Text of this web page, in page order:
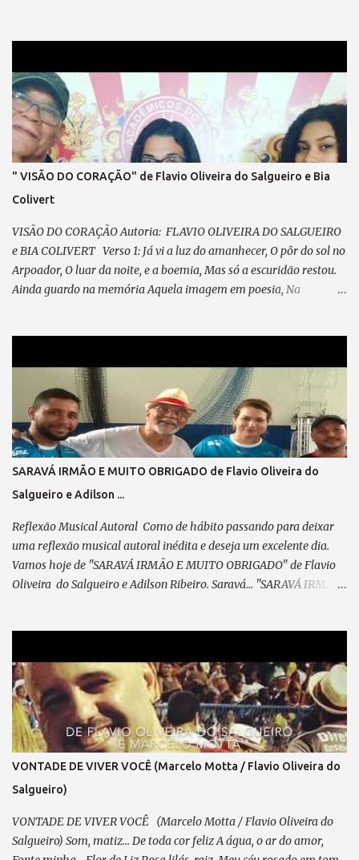
" VISÃO DO CORAÇÃO" de Flavio Oliveira do Salgueiro e Bia
Colivert
VISÃO DO CORAÇÃO Autoria: FLAVIO OLIVEIRA DO SALGUEIRO
e BIA COLIVERT Verso 1: Já vi a luz do amanhecer, O pôr do sol no
Arpoador, O luar da noite, e a boemia, Mas só a escuridão restou.
Ainda guardo na memória Aquela imagem em poesia, Na
Refrão 1: A visão do coração... Vê mais do que qualquer olhar. Há
quem enxerga com o instinto, E faz da mente seu despertar. No
olhar interno, o seu ABSINTO; Dos CHAKRAS, a luz a lhe guiar.
Feliz, é quem consegue enxergar Muito além do que se pode
observar; Verso 2: Já desfilei na Avenida, Pela minha escola
querida, Escrevi o livro da minha vida, Plantei, colhi e cumpri
em lamentação, Agradeço sempre ao “Senhor”, Por cada passo em
minha direção. Refrão 2: A visão do coração... Vê mais do q...
SARAVÁ IRMÃO E MUITO OBRIGADO de Flavio Oliveira do
Salgueiro e Adilson ...
Reflexão Musical Autoral Como de hábito passando para deixar
uma reflexão musical autoral inédita e deseja um excelente dia.
Vamos hoje de "SARAVÁ IRMÃO E MUITO OBRIGADO" de Flavio
Oliveira do Salgueiro e Adilson Ribeiro. Saravá... "SARAVÁ IRMÃO
cavaquinho e o violão — Te esperam pra dedilhar As belas notas
que brotam do teu coração. A poesia, lapidada com sabedoria, Que
fala da flor — Essência do amor em sua mais pura imensidão.
Inspiração? Essa, em ti, transborda... Será mais uma obra Para o
acervo da nossa nação. Já fizemos outras obras em sintonia:
Falamos de amor, de saudades, Retratamos histórias, passagens,
Temas dolentes e de alegria... Essa é a sina do compositor —
Extrair da vida “prosa e verso” como um trovador. E até hoje, ...
VONTADE DE VIVER VOCÊ (Marcelo Motta / Flavio Oliveira do
Salgueiro)
VONTADE DE VIVER VOCÊ (Marcelo Motta / Flavio Oliveira do
Salgueiro) Som, matiz... De toda cor feliz A água, o ar do amor,